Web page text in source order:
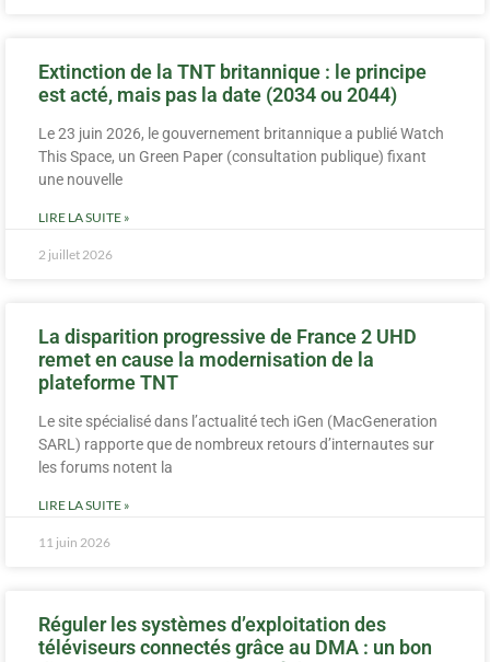
Extinction de la TNT britannique : le principe
est acté, mais pas la date (2034 ou 2044)
Le 23 juin 2026, le gouvernement britannique a publié Watch
This Space, un Green Paper (consultation publique) fixant
une nouvelle
LIRE LA SUITE »
2 juillet 2026
La disparition progressive de France 2 UHD
remet en cause la modernisation de la
plateforme TNT
Le site spécialisé dans l’actualité tech iGen (MacGeneration
SARL) rapporte que de nombreux retours d’internautes sur
les forums notent la
LIRE LA SUITE »
11 juin 2026
Réguler les systèmes d’exploitation des
téléviseurs connectés grâce au DMA : un bon